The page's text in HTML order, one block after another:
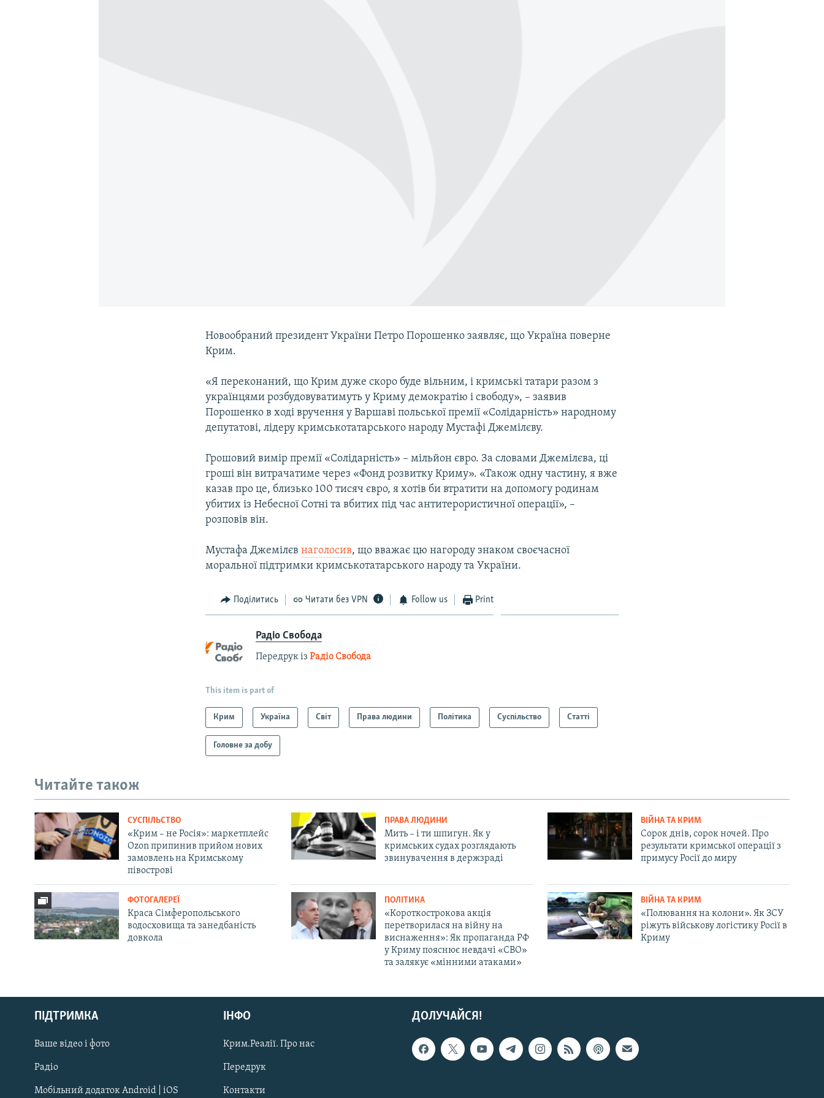
Русский
Qırımtatar
ДОЛУЧАЙСЯ!
Новообраний президент України Петро Порошенко заявляє, що Україна поверне
Крим.
«Я переконаний, що Крим дуже скоро буде вільним, і кримські татари разом з
українцями розбудовуватимуть у Криму демократію і свободу», – заявив
Порошенко в ході вручення у Варшаві польської премії «Солідарність» народному
депутатові, лідеру кримськотатарського народу Мустафі Джемілєву.
Грошовий вимір премії «Солідарність» – мільйон євро. За словами Джемілєва, ці
гроші він витрачатиме через «Фонд розвитку Криму». «Також одну частину, я вже
казав про це, близько 100 тисяч євро, я хотів би втратити на допомогу родинам
убитих із Небесної Сотні та вбитих під час антитерористичної операції», –
розповів він.
Мустафа Джемілєвнаголосив, що вважає цю нагороду знаком своєчасної
моральної підтримки кримськотатарського народу та України.
Поділитись Читати без VPN Follow us Print
Радіо Свобода
Передрук ізРадіо Свобода
This item is part of
Крим Україна Світ Права людини Політика Суспільство Статті
Головне за добу
Читайте також
СУСПІЛЬСТВО
«Крим – не Росія»: маркетплейс
Ozon припинив прийом нових
замовлень на Кримському
півострові
ПРАВА ЛЮДИНИ
Мить – і ти шпигун. Як у
кримських судах розглядають
звинувачення в держзраді
ВІЙНА ТА КРИМ
Сорок днів, сорок ночей. Про
результати кримської операції з
примусу Росії до миру
ФОТОГАЛЕРЕЇ
Краса Сімферопольського
водосховища та занедбаність
довкола
ПОЛІТИКА
«Короткострокова акція
перетворилася на війну на
виснаження»: Як пропаганда РФ
у Криму пояснює невдачі «СВО»
та залякує «мінними атаками»
ВІЙНА ТА КРИМ
«Полювання на колони». Як ЗСУ
ріжуть військову логістику Росії в
Криму
ДОЛУЧАЙСЯ!
ПІДТРИМКА
Ваше відео і фото
Радіо
Мобільний додаток Android | iOS
ІНФО
Крим.Реалії. Про нас
Передрук
Контакти